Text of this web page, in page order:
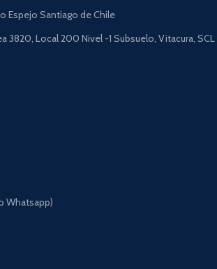
Espejo Santiago de Chile
3820, Local 200 Nivel -1 Subsuelo, Vitacura, SCL
Whatsapp)